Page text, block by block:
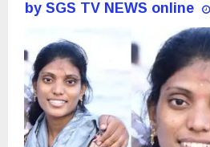
bySGS TV NEWS online